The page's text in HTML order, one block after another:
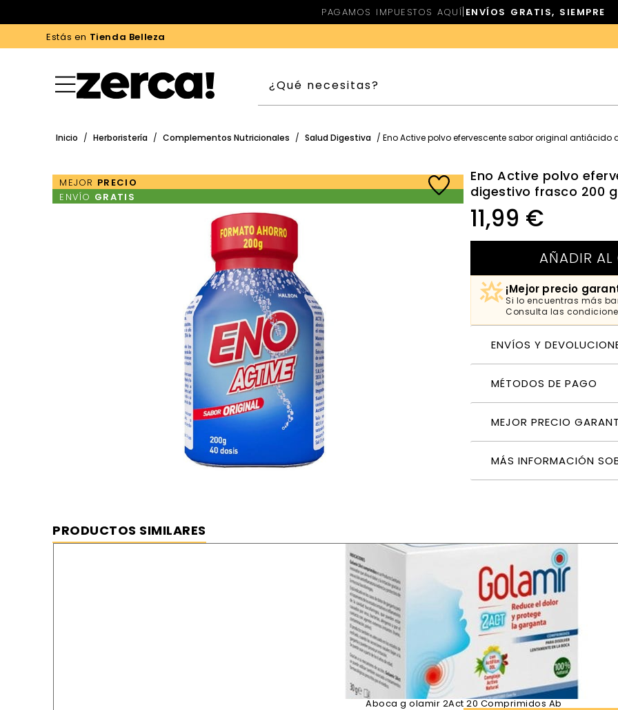
PAGAMOS IMPUESTOS AQUÍ| ENVÍOS GRATIS, SIEMPRE
Estás en Tienda Belleza
Inicio / Herboristería / Complementos Nutricionales / Salud Digestiva / Eno Active polvo efervescente sabor original antiácido
MEJOR PRECIO
ENVÍO GRATIS
Eno Active polvo
digestivo frasco 200 g
11,99 €
AÑADIR AL
¡Mejor precio
Si lo encuentras más
Consulta las
ENVÍOS Y
MÉTODOS DE PAGO
MEJOR PRECIO
MÁS INFORMACIÓN
Eno Active polvo efervescente sabor original antiácido digestivo frasco 200 g
PRODUCTOS SIMILARES
Aboca g olamir 2Act 20 Comprimidos Ab